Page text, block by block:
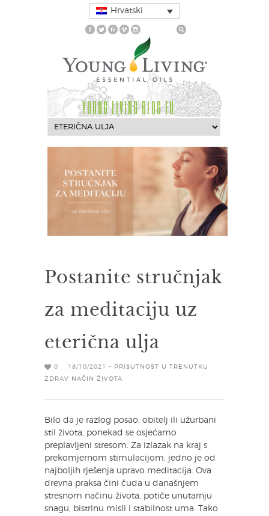
Hrvatski
YOUNG LIVING BLOG EU
Postanite stručnjak
za meditaciju uz
eterična ulja
0 18/10/2021 - PRISUTNOST U TRENUTKU
ZDRAV NAČIN ŽIVOTA
Bilo da je razlog posao, obitelj ili užurbani
stil života, ponekad se osjećamo
preplavljeni stresom. Za izlazak na kraj s
prekomjernom stimulacijom, jedno je od
najboljih rješenja upravo meditacija. Ova
drevna praksa čini čuda u današnjem
stresnom načinu života, potiče unutarnju
snagu, bistrinu misli i stabilnost uma. Tako